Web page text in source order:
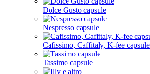
Dolce Gusto capsule
Nespresso capsule
Cafissimo, Caffitaly, K-fee capsule
Tassimo capsule